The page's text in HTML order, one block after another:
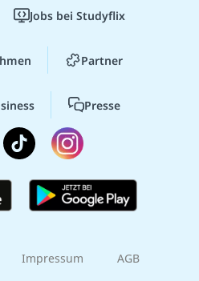
Jobs bei Studyflix
Partner
Presse
Impressum AGB